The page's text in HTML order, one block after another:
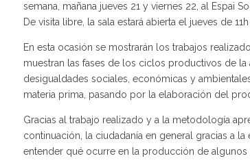
semana, mañana jueves 21 y viernes 22, al Espai
De visita libre, la sala estará abierta el jueves de
En esta ocasión se mostrarán los trabajos
muestran las fases de los ciclos productivos de
desigualdades sociales, económicas y
materia prima, pasando por la elaboración del
Gracias al trabajo realizado y a la metodología
continuación, la ciudadanía en general gracias a
entender qué ocurre en la producción de